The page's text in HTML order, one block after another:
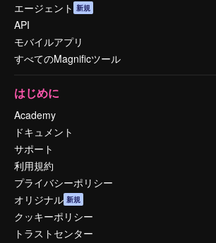
エージェント 新規
API
モバイルアプリ
すべてのMagnificツール
はじめに
Academy
ドキュメント
サポート
利用規約
プライバシーポリシー
オリジナル 新規
クッキーポリシー
トラストセンター